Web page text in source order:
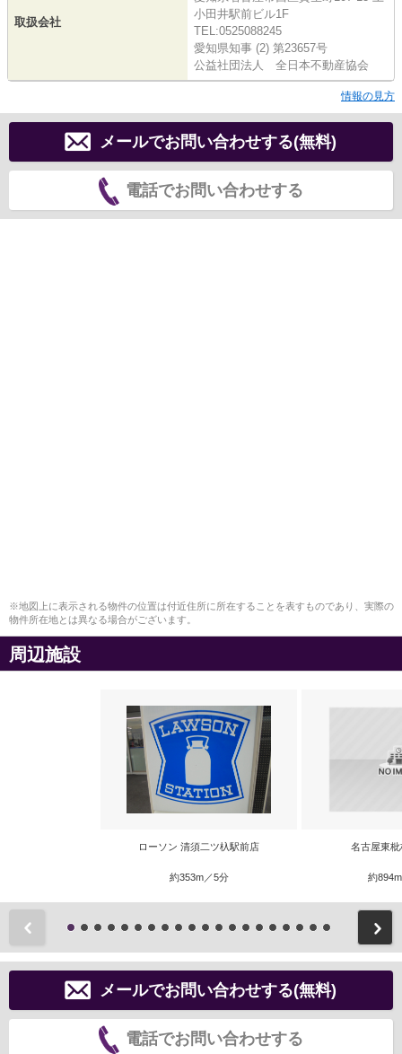
取扱会社
小田井駅前ビル1F
TEL:0525088245
愛知県知事 (2) 第23657号
公益社団法人 全日本不動産協会
情報の見方
メールでお問い合わせする(無料)
電話でお問い合わせする
※地図上に表示される物件の位置は付近住所に所在することを表すものであり、実際の
物件所在地とは異なる場合がございます。
周辺施設
ローソン 清須二ツ杁駅前店
約353m／5分
名古屋東
約
メールでお問い合わせする(無料)
電話でお問い合わせする